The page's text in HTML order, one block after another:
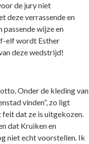
de jury niet
deze verrassende en
wijze en
elf wordt Esther
deze wedstrijd!
Onder de kleding van
vinden”, zo ligt
dat ze is uitgekozen.
dat Kruiken en
niet echt voorstellen. Ik